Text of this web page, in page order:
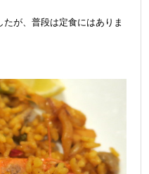
が、普段は定食にはありま